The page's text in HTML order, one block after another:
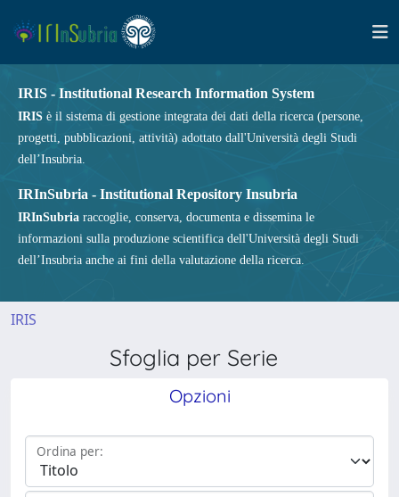
IRIS - Institutional Research Information System
IRIS è il sistema di gestione integrata dei dati della ricerca (persone,
progetti, pubblicazioni, attività) adottato dall'Università degli Studi
dell’Insubria.
IRInSubria - Institutional Repository Insubria
IRInSubria raccoglie, conserva, documenta e dissemina le
informazioni sulla produzione scientifica dell'Università degli Studi
dell’Insubria anche ai fini della valutazione della ricerca.
IRIS
Sfoglia per Serie
Opzioni
Ordina per: